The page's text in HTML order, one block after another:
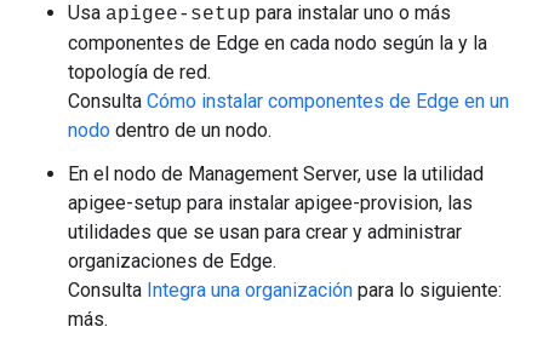
Usa apigee-setup para instalar uno o más
componentes de Edge en cada nodo según la y la
topología de red.
Consulta Cómo instalar componentes de Edge en un
nodo dentro de un nodo.
En el nodo de Management Server, use la utilidad
apigee-setup para instalar apigee-provision, las
utilidades que se usan para crear y administrar
organizaciones de Edge.
Consulta Integra una organización para lo siguiente:
más.